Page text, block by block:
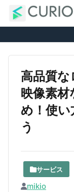
高品質
映像素
め！使
う
サービス
mikio